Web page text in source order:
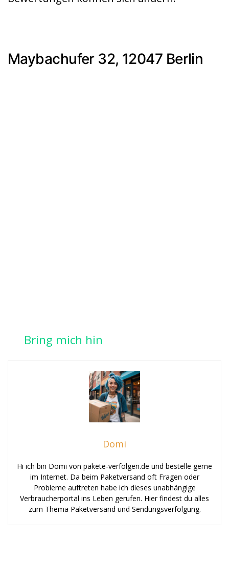
Maybachufer 32, 12047 Berlin
Bring mich hin
Domi
Hi ich bin Domi von pakete-verfolgen.de und bestelle gerne
im Internet. Da beim Paketversand oft Fragen oder
Probleme auftreten habe ich dieses unabhängige
Verbraucherportal ins Leben gerufen. Hier findest du alles
zum Thema Paketversand und Sendungsverfolgung.